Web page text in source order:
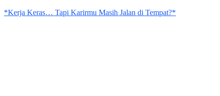
*Kerja Keras… Tapi Karirmu Masih Jalan di Tempat?*